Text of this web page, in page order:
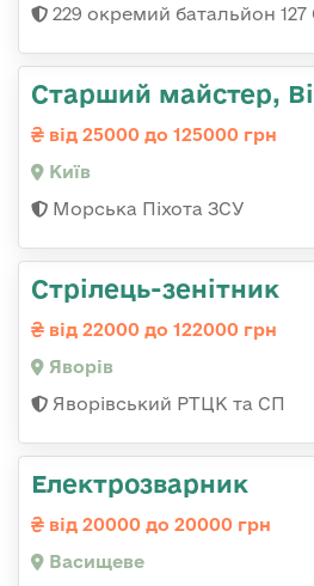
229 окремий батальйон
Старший майстер,
від 25000 до 125000 грн
Київ
Морська Піхота ЗСУ
Стрілець-зенітник
від 22000 до 122000 грн
Яворів
Яворівський РТЦК та СП
Електрозварник
від 20000 до 20000 грн
Васищеве